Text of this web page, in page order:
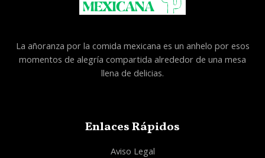
La añoranza por la comida mexicana es un anhelo por esos
momentos de alegría compartida alrededor de una mesa
llena de delicias.
Enlaces Rápidos
Aviso Legal